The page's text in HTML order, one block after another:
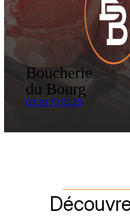
Boucherie
du Bourg
03 20 72 02 23